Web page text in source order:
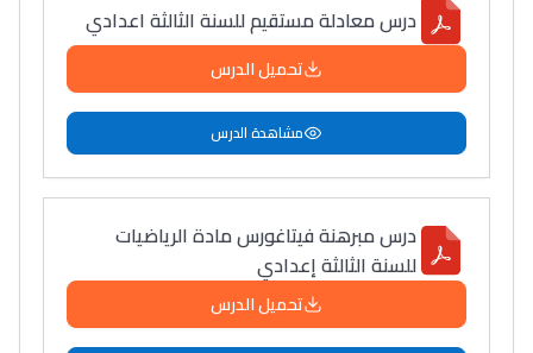
درس معادلة مستقيم للسنة الثالثة اعدادي
تحميل الدرس
مشاهدة الدرس
درس مبرهنة فيتاغورس مادة الرياضيات
للسنة الثالثة إعدادي
تحميل الدرس